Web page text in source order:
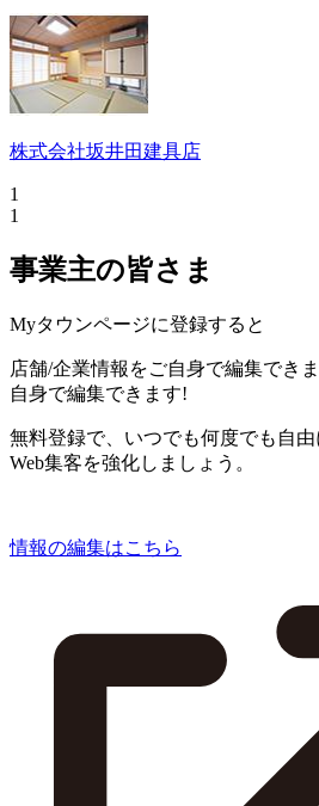
株式会社坂井田建具店
1
1
事業主の皆さま
Myタウンページに登録すると
店舗/企業情報をご自身で編集でき
自身で編集できます!
無料登録で、いつでも何度でも自由
Web集客を強化しましょう。
情報の編集はこちら